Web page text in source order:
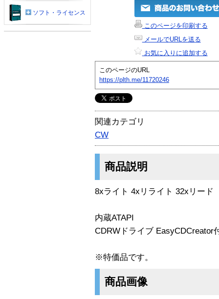
このページを印刷する
メールでURLを送る
お気に入りに追加する
このページのURL
https://plth.me/11720246
関連カテゴリ
CW
商品説明
8xライト 4xリライト 32xリード
内蔵ATAPI
CDRWドライブ EasyCDCreator
※特価品です。
商品画像
ソフト・ライセンス